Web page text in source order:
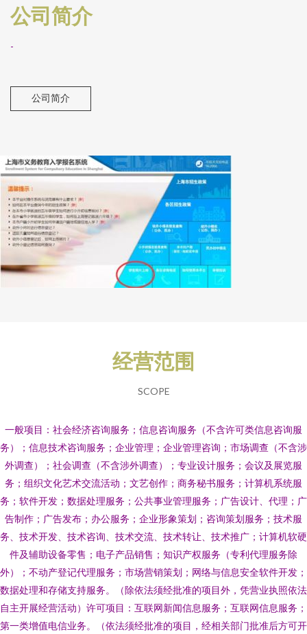
公司简介
-
公司简介
经营范围
SCOPE
一般项目：社会经济咨询服务；信息咨询服务（不含许可类信息咨询服
务）；信息技术咨询服务；企业管理；企业管理咨询；市场调查（不含涉
外调查）；社会调查（不含涉外调查）；专业设计服务；会议及展览服
务；组织文化艺术交流活动；文艺创作；商务秘书服务；计算机系统服
务；软件开发；数据处理服务；公共事业管理服务；广告设计、代理；广
告制作；广告发布；办公服务；企业形象策划；咨询策划服务；技术服
务、技术开发、技术咨询、技术交流、技术转让、技术推广；计算机软硬
件及辅助设备零售；电子产品销售；知识产权服务（专利代理服务除
外）；不动产登记代理服务；市场营销策划；网络与信息安全软件开发；
数据处理和存储支持服务。（除依法须经批准的项目外，凭营业执照依法
自主开展经营活动）许可项目：互联网新闻信息服务；互联网信息服务；
第一类增值电信业务。（依法须经批准的项目，经相关部门批准后方可开